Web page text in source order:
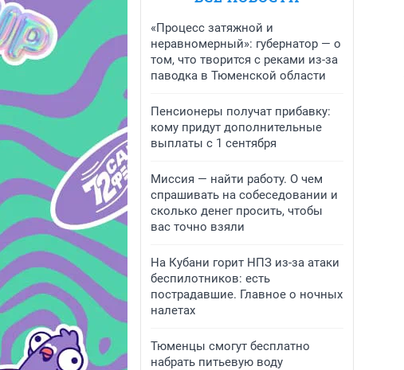
«Процесс затяжной и
неравномерный»: губернатор — о
том, что творится с реками из-за
паводка в Тюменской области
Пенсионеры получат прибавку:
кому придут дополнительные
выплаты с 1 сентября
Миссия — найти работу. О чем
спрашивать на собеседовании и
сколько денег просить, чтобы
вас точно взяли
На Кубани горит НПЗ из-за атаки
беспилотников: есть
пострадавшие. Главное о ночных
налетах
Тюменцы смогут бесплатно
набрать питьевую воду